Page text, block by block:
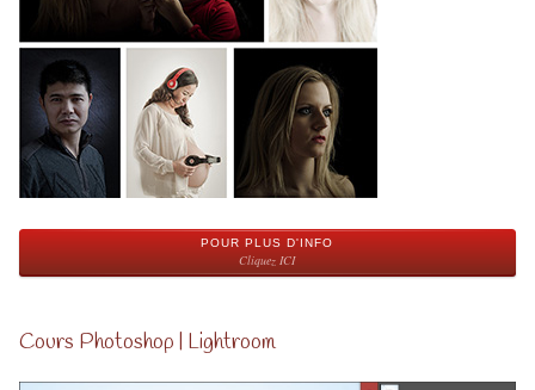
POUR PLUS D'INFO
Cliquez ICI
Cours Photoshop | Lightroom